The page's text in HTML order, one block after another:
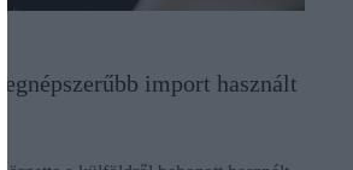
import használt